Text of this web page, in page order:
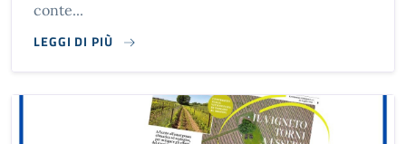
conte...
LEGGI DI PIÙ